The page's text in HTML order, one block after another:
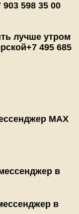
598 35 00
лучше утром
+7 495 685
MAX
в
в